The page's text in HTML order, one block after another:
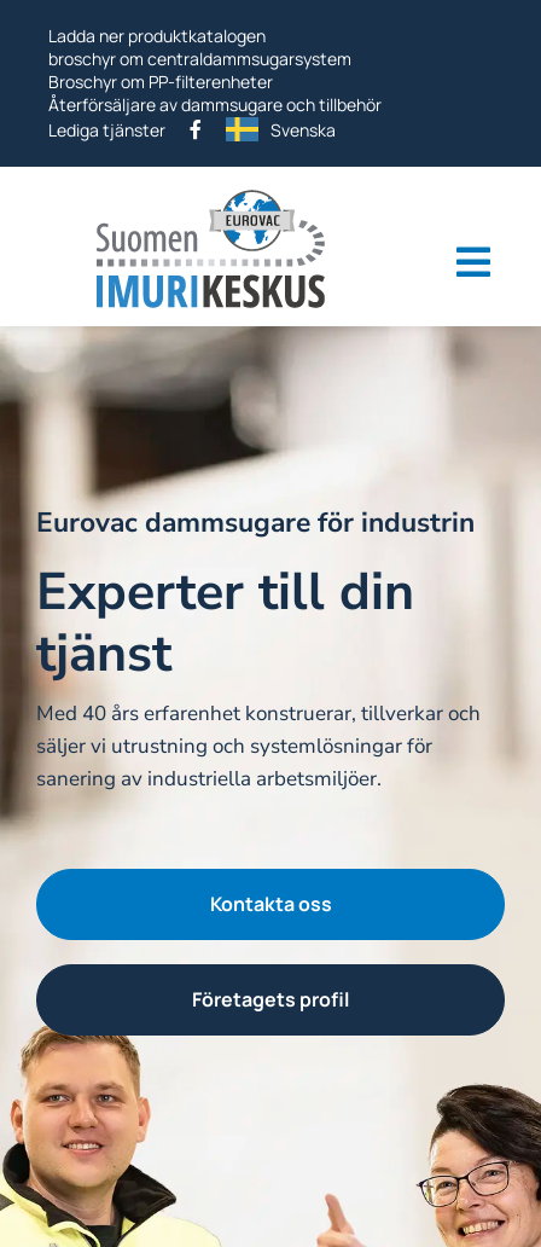
Ladda ner produktkatalogen
broschyr om centraldammsugarsystem
Broschyr om PP-filterenheter
Återförsäljare av dammsugare och tillbehör
Lediga tjänster
Svenska
Industriella dammsugare
Vakuumsystem
Tjänster
Om oss
Kontakt
Eurovac dammsugare för industrin
Experter till din
tjänst
Med 40 års erfarenhet konstruerar, tillverkar och
säljer vi utrustning och systemlösningar för
sanering av industriella arbetsmiljöer.
Kontakta oss
Företagets profil